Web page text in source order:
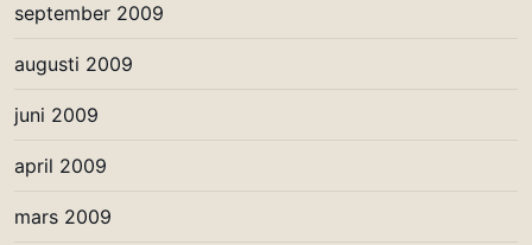
september 2009
augusti 2009
juni 2009
april 2009
mars 2009